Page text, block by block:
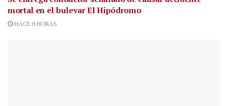
mortal en el bulevar El Hipódromo
HACE 8 HORAS